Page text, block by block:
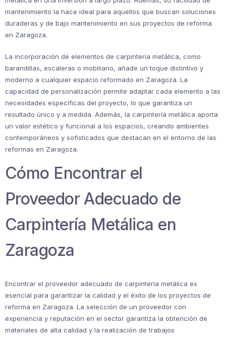
mantenimiento la hace ideal para aquellos que buscan soluciones
duraderas y de bajo mantenimiento en sus proyectos de reforma
en Zaragoza.
La incorporación de elementos de carpintería metálica, como
barandillas, escaleras o mobiliario, añade un toque distintivo y
moderno a cualquier espacio reformado en Zaragoza. La
capacidad de personalización permite adaptar cada elemento a las
necesidades específicas del proyecto, lo que garantiza un
resultado único y a medida. Además, la carpintería metálica aporta
un valor estético y funcional a los espacios, creando ambientes
contemporáneos y sofisticados que destacan en el entorno de las
reformas en Zaragoza.
Cómo Encontrar el
Proveedor Adecuado de
Carpintería Metálica en
Zaragoza
Encontrar el proveedor adecuado de carpintería metálica es
esencial para garantizar la calidad y el éxito de los proyectos de
reforma en Zaragoza. La selección de un proveedor con
experiencia y reputación en el sector garantiza la obtención de
materiales de alta calidad y la realización de trabajos